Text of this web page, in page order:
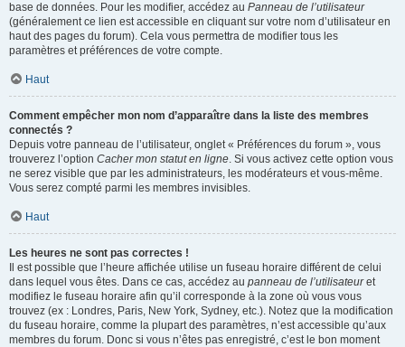
base de données. Pour les modifier, accédez au Panneau de l’utilisateur
(généralement ce lien est accessible en cliquant sur votre nom d’utilisateur en
haut des pages du forum). Cela vous permettra de modifier tous les
paramètres et préférences de votre compte.
Haut
Comment empêcher mon nom d’apparaître dans la liste des membres
connectés ?
Depuis votre panneau de l’utilisateur, onglet « Préférences du forum », vous
trouverez l’option Cacher mon statut en ligne. Si vous activez cette option vous
ne serez visible que par les administrateurs, les modérateurs et vous-même.
Vous serez compté parmi les membres invisibles.
Haut
Les heures ne sont pas correctes !
Il est possible que l’heure affichée utilise un fuseau horaire différent de celui
dans lequel vous êtes. Dans ce cas, accédez au panneau de l’utilisateuret
modifiez le fuseau horaire afin qu’il corresponde à la zone où vous vous
trouvez (ex : Londres, Paris, New York, Sydney, etc.). Notez que la modification
du fuseau horaire, comme la plupart des paramètres, n’est accessible qu’aux
membres du forum. Donc si vous n’êtes pas enregistré, c’est le bon moment